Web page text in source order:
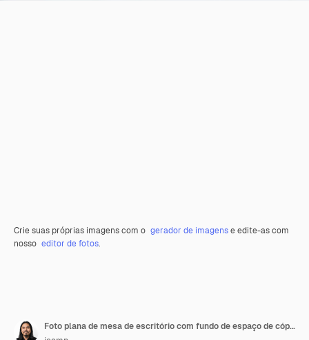
Crie suas próprias imagens com o gerador de imagense edite-as com
nosso editor de fotos.
Foto plana de mesa de escritório com fundo de espaço de cópia de laptop